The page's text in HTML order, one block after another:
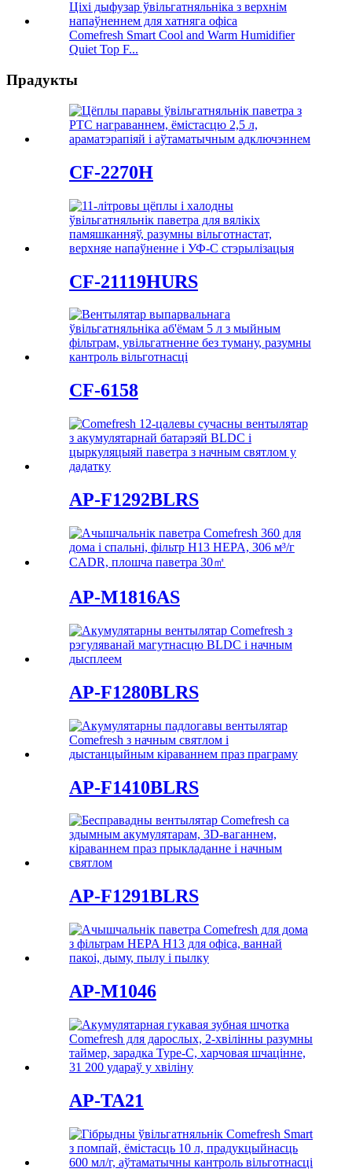
Comefresh Smart Cool and Warm Humidifier
Quiet Top F...
Прадукты
CF-2270H
CF-21119HURS
CF-6158
AP-F1292BLRS
AP-M1816AS
AP-F1280BLRS
AP-F1410BLRS
AP-F1291BLRS
AP-M1046
AP-TA21